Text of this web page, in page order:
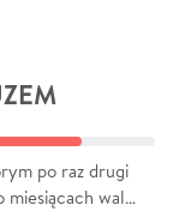
po raz drugi
miesiącach wal…